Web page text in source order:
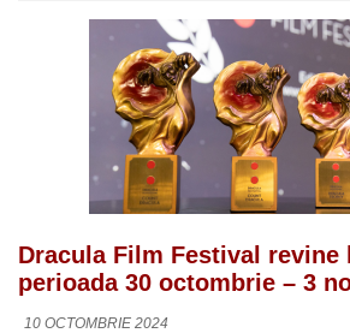
Dracula Film Festival revine
perioada 30 octombrie – 3
10 OCTOMBRIE 2024